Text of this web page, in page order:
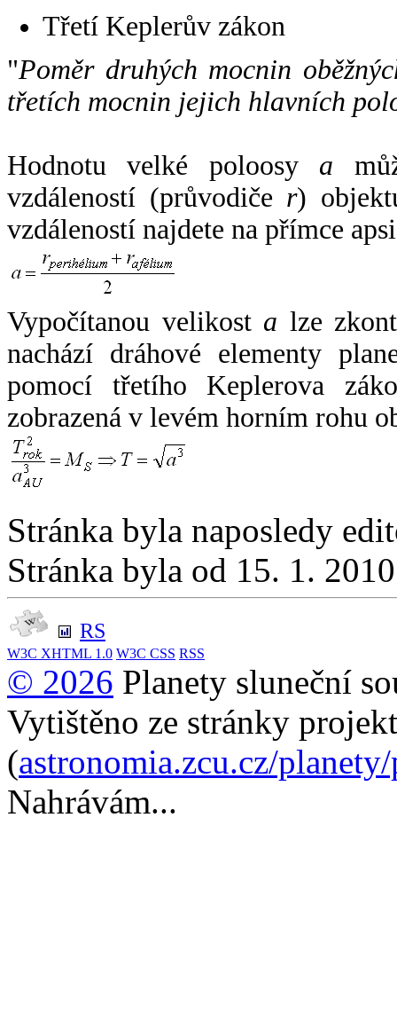
Třetí Keplerův zákon
"Poměr druhých mocnin
třetích mocnin jejich hlavních
Hodnotu velké poloosy a
vzdáleností (průvodiče r)
vzdáleností najdete na přímce
Vypočítanou velikost a lze
nachází dráhové elementy
pomocí třetího Keplerova
zobrazená v levém horním rohu
Stránka byla naposledy
Stránka byla od 15. 1.
RS
W3C XHTML 1.0 W3C CSS RSS
© 2026 Planety sluneční
Vytištěno ze stránky
(astronomia.zcu.cz/
Nahrávám...